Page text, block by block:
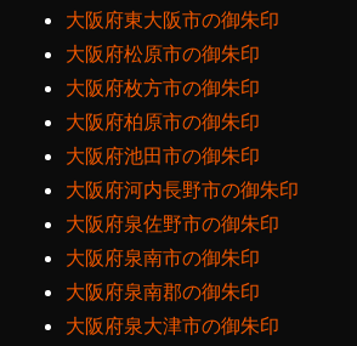
大阪府東大阪市の御朱印
大阪府松原市の御朱印
大阪府枚方市の御朱印
大阪府柏原市の御朱印
大阪府池田市の御朱印
大阪府河内長野市の御朱印
大阪府泉佐野市の御朱印
大阪府泉南市の御朱印
大阪府泉南郡の御朱印
大阪府泉大津市の御朱印